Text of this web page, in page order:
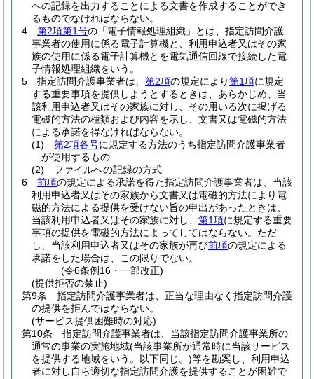
への記録を出力することによる文書を作成することができ
るものでなければならない。
4
第2項第1号の「電子情報処理組織」とは、指定訪問介護
事業者の使用に係る電子計算機と、利用申込者又はその家
族の使用に係る電子計算機とを電気通信回線で接続した電
子情報処理組織をいう。
5
指定訪問介護事業者は、 第2項の規定により第1項に規定
する重要事項を提供しようとするときは、あらかじめ、当
該利用申込者又はその家族に対し、その用いる次に掲げる
電磁的方法の種類および内容を示し、文書又は電磁的方法
による承諾を得なければならない。
(1)
第2項各号に規定する方法のうち指定訪問介護事業者
が使用するもの
(2)
ファイルへの記録の方式
6
前項の規定による承諾を得た指定訪問介護事業者は、当該
利用申込者又はその家族から文書又は電磁的方法により電
磁的方法による提供を受けない旨の申出があったときは、
当該利用申込者又はその家族に対し、 第1項に規定する重要
事項の提供を電磁的方法によってしてはならない。 ただ
し、当該利用申込者又はその家族が再び前項の規定による
承諾をした場合は、この限りでない。
(令6条例16・一部改正)
(提供拒否の禁止)
第9条
指定訪問介護事業者は、正当な理由なく指定訪問介護
の提供を拒んではならない。
(サービス提供困難時の対応)
第10条
指定訪問介護事業者は、当該指定訪問介護事業所の
通常の事業の実施地域(当該事業所が通常時に当該サービス
を提供する地域をいう。以下同じ。)等を勘案し、利用申込
者に対し自ら適切な指定訪問介護を提供することが困難で